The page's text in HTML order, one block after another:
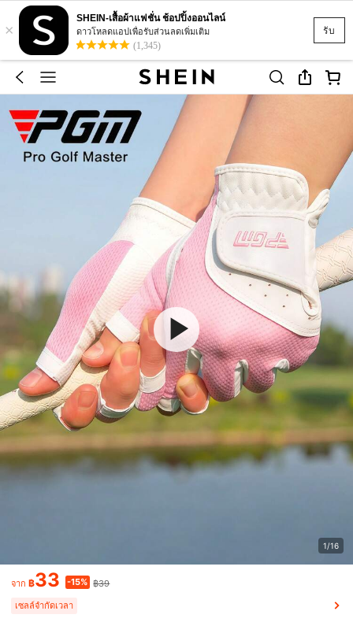
รับ
×
SHEIN-เสื้อผ้าแฟชั่น ช้อปปิ้งออนไลน์
ดาวโหลดแอปเพื่อรับส่วนลดเพิ่มเติม
(1,345)
1/16
จาก ฿33 -15% ฿39
เซลล์จำกัดเวลา